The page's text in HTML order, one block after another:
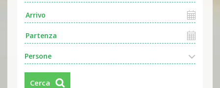
Persone
Cerca